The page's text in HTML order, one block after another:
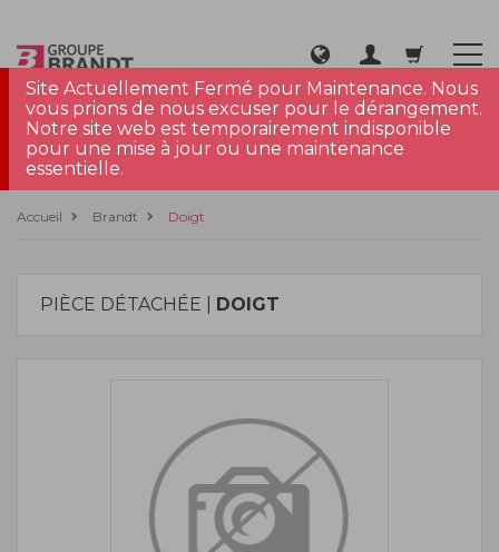
Site Actuellement Fermé pour Maintenance. Nous
vous prions de nous excuser pour le dérangement.
Notre site web est temporairement indisponible
pour une mise à jour ou une maintenance
essentielle.
Accueil Brandt Doigt
PIÈCE DÉTACHÉE | DOIGT